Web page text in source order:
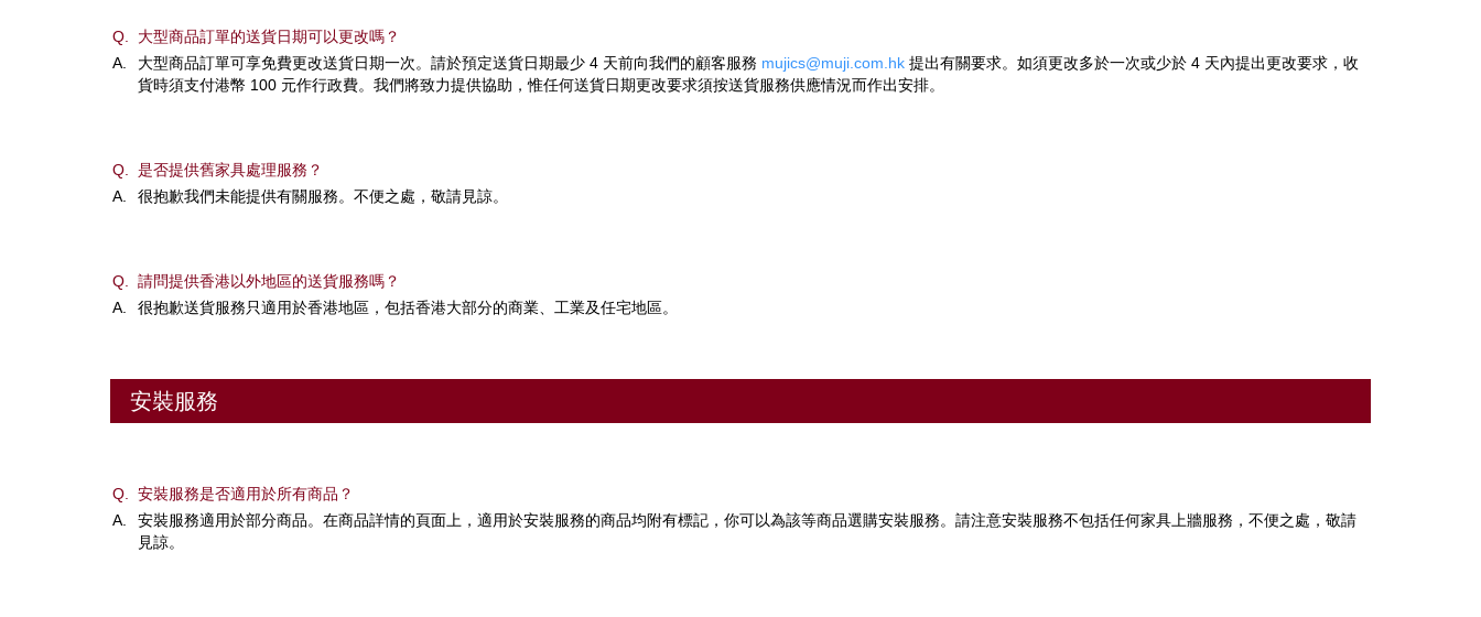
Q.
大型商品訂單的送貨日期可以更改嗎？
A.
大型商品訂單可享免費更改送貨日期一次。請於預定送貨日期最少 4 天前向我們的顧客服務 mujics@muji.com.hk 提出有關要求。如須更改多於一次或少於 4 天內提出更改要求，收
貨時須支付港幣 100 元作行政費。我們將致力提供協助，惟任何送貨日期更改要求須按送貨服務供應情況而作出安排。
Q.
是否提供舊家具處理服務？
A.
很抱歉我們未能提供有關服務。不便之處，敬請見諒。
Q.
請問提供香港以外地區的送貨服務嗎？
A.
很抱歉送貨服務只適用於香港地區，包括香港大部分的商業、工業及任宅地區。
安裝服務
Q. 安裝服務是否適用於所有商品？
A.
安裝服務適用於部分商品。在商品詳情的頁面上，適用於安裝服務的商品均附有標記，你可以為該等商品選購安裝服務。請注意安裝服務不包括任何家具上牆服務，不便之處，敬請
見諒。